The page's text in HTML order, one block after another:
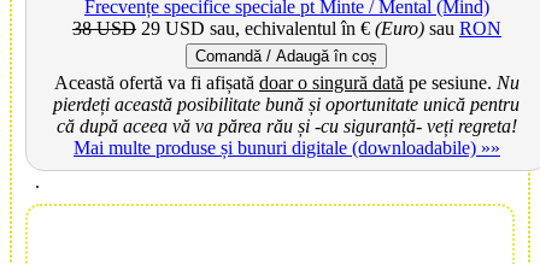
Frecvențe specifice speciale pt Minte / Mental (Mind)
38 USD29 USD sau, echivalentul în € (Euro)sau RON
Comandă / Adaugă în coș
Această ofertă va fi afișată doar o singură dată pe sesiune. Nu
pierdeți această posibilitate bună și oportunitate unică pentru
că după aceea vă va părea rău și -cu siguranță- veți regreta!
Mai multe produse și bunuri digitale (downloadabile) »»
.